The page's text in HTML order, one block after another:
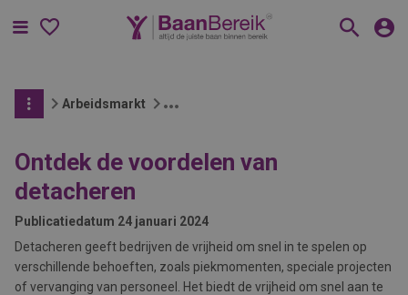
Menu
Arbeidsmarkt
Ontdek de voordelen van
detacheren
Publicatiedatum 24 januari 2024
Detacheren geeft bedrijven de vrijheid om snel in te spelen op
verschillende behoeften, zoals piekmomenten, speciale projecten
of vervanging van personeel. Het biedt de vrijheid om snel aan te